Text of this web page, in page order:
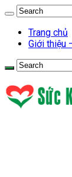
Trang chủ
Giới thiệu